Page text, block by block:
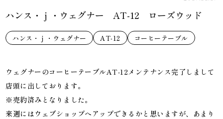
ハンス・ｊ・ウェグナー AT-12 ローズウッド
ハンス・ｊ・ウェグナー AT-12 コーヒーテーブル
ウェグナーのコーヒーテーブルAT-12メンテナンス完了しまして
店頭に出しております。
※売約済みとなりました。
来週にはウェブショップへアップできるかと思いますが、あまり